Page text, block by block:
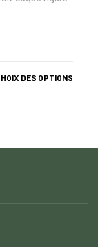
DES OPTIONS